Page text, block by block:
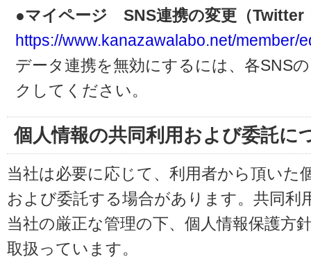
●マイページ SNS連携の変更（Twitter
https://www.kanazawalabo.net/member/
データ連携を無効にするには、各SNS
クしてください。
個人情報の共同利用および委託に
当社は必要に応じて、利用者から頂いた
および委託する場合があります。共同利
当社の厳正な管理の下、個人情報保護方
取扱っています。